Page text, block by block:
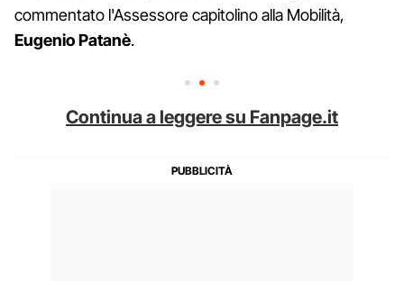
commentato l'Assessore capitolino alla Mobilità,
Eugenio Patanè.
Continua a leggere su Fanpage.it